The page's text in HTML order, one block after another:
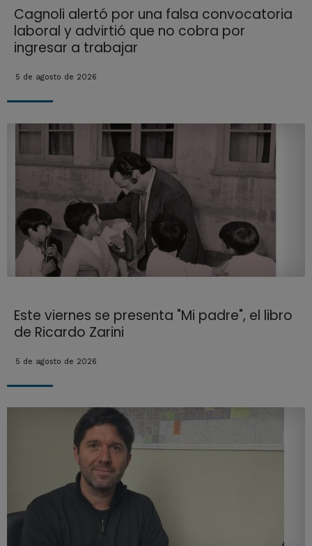
Cagnoli alertó por una falsa convocatoria
laboral y advirtió que no cobra por
ingresar a trabajar
5 de agosto de 2026
Este viernes se presenta "Mi padre", el libro
de Ricardo Zarini
5 de agosto de 2026